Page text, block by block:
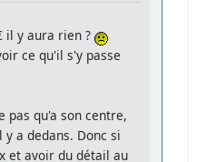
il y aura rien ?
ce qu'il s'y passe
pas qu'a son centre,
a dedans. Donc si
et avoir du détail au